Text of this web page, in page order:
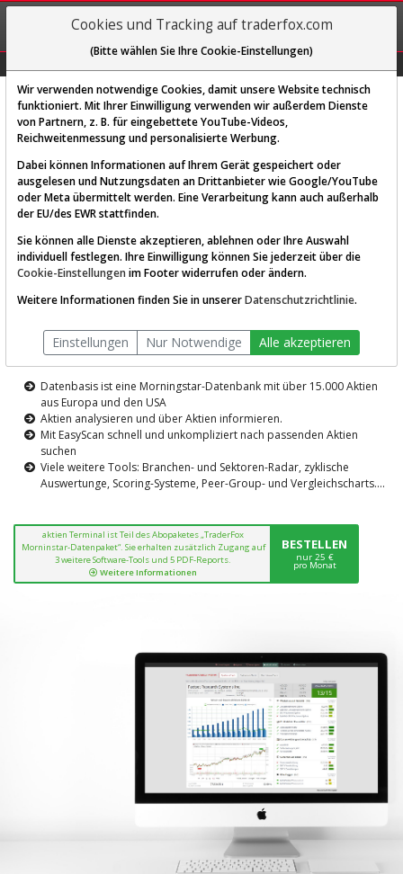
REGIS-
TRIEREN
Diese Funktion ist nur für
AKTIEN-TERMINAL
Die Aktienanalyse-Plattform von
TraderFox
Datenbasis ist eine Morningstar-Datenbank mit über 15.000 Aktien
aus Europa und den USA
Aktien analysieren und über Aktien informieren.
Mit EasyScan schnell und unkompliziert nach passenden Aktien
suchen
Viele weitere Tools: Branchen- und Sektoren-Radar, zyklische
Auswertunge, Scoring-Systeme, Peer-Group- und Vergleichscharts....
aktien Terminal ist Teil des Abopaketes „TraderFox
Morninstar-Datenpaket“. Sie erhalten zusätzlich Zugang auf
3 weitere Software-Tools und 5 PDF-Reports.
Weitere Informationen
BESTELLEN
nur 25 €
pro Monat
Cookies und Tracking auf traderfox.com
(Bitte wählen Sie Ihre Cookie-Einstellungen)
Wir verwenden notwendige Cookies, damit unsere Website technisch
funktioniert. Mit Ihrer Einwilligung verwenden wir außerdem Dienste
von Partnern, z. B. für eingebettete YouTube-Videos,
Reichweitenmessung und personalisierte Werbung.
Dabei können Informationen auf Ihrem Gerät gespeichert oder
ausgelesen und Nutzungsdaten an Drittanbieter wie Google/YouTube
oder Meta übermittelt werden. Eine Verarbeitung kann auch außerhalb
der EU/des EWR stattfinden.
Sie können alle Dienste akzeptieren, ablehnen oder Ihre Auswahl
individuell festlegen. Ihre Einwilligung können Sie jederzeit über die
Cookie-Einstellungen im Footer widerrufen oder ändern.
Weitere Informationen finden Sie in unsererDatenschutzrichtlinie.
Einstellungen Nur Notwendige Alle akzeptieren